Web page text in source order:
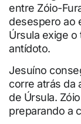
entre Zóio-
desespero ao
Úrsula exige
antídoto.
Jesuíno
corre atrás da
de Úrsula.
preparando a